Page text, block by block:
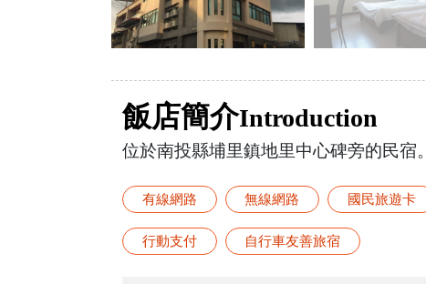
飯店簡介Introduction
位於南投縣埔里鎮地里中心碑旁的民宿。
有線網路 無線網路 國民旅遊卡
行動支付 自行車友善旅宿